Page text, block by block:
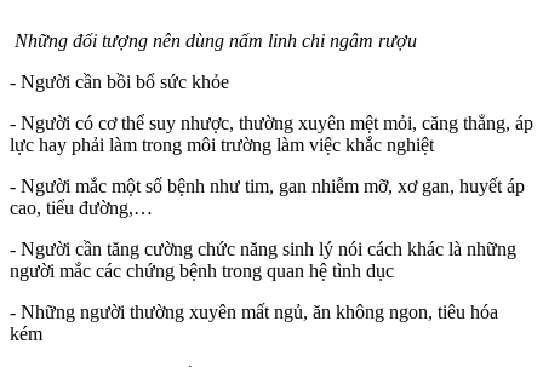
Những đối tượng nên dùng nấm linh chi ngâm rượu
- Người cần bồi bổ sức khỏe
- Người có cơ thể suy nhược, thường xuyên mệt mỏi, căng thẳng, áp
lực hay phải làm trong môi trường làm việc khắc nghiệt
- Người mắc một số bệnh như tim, gan nhiễm mỡ, xơ gan, huyết áp
cao, tiểu đường,…
- Người cần tăng cường chức năng sinh lý nói cách khác là những
người mắc các chứng bệnh trong quan hệ tình dục
- Những người thường xuyên mất ngủ, ăn không ngon, tiêu hóa
kém